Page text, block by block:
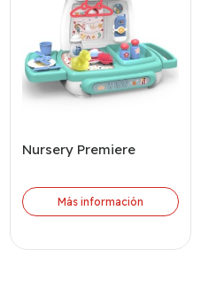
Nursery Premiere
Más información